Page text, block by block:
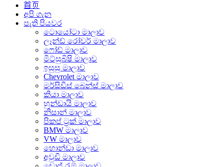
首页
අපි ගැන
පැති පියවර
ටොයෝටා මාලාව
ලෑන්ඩ් රෝවර් මාලාව
ෆෝඩ් මාලාව
මිට්සුබිෂි මාලාව
ඉසුසු මාලාව
Chevrolet මාලාව
මර්සිඩීස් බෙන්ස් මාලාව
කියා මාලාව
හුන්ඩායි මාලාව
නිසාන් මාලාව
පිකප් ට්‍රක් මාලාව
BMW මාලාව
VW මාලාව
හොන්ඩා මාලාව
අවුඩි මාලාව